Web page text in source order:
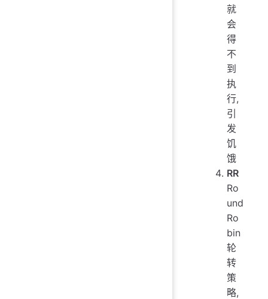
就
会
得
不
到
执
行,
引
发
饥
饿
RR
Ro
und
Ro
bin
轮
转
策
略,